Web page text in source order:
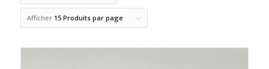
Afficher 15 Produits par page